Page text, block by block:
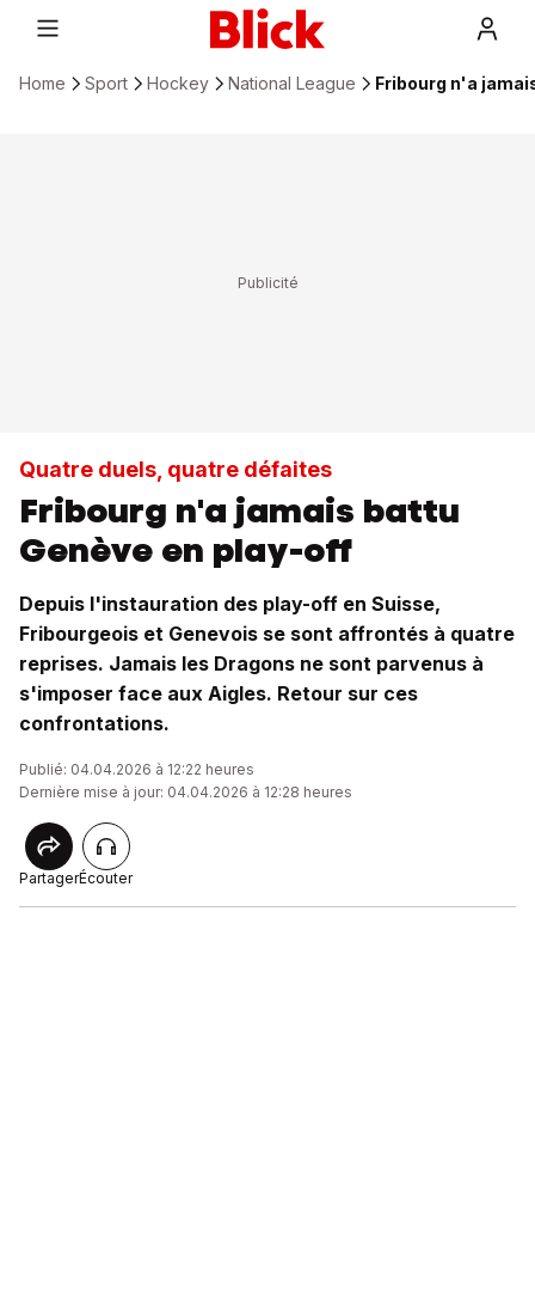
Home Sport Hockey National League Fribourg n'a
Quatre duels, quatre défaites
Fribourg n'a jamais battu
Genève en play-off
Depuis l'instauration des play-off en Suisse,
Fribourgeois et Genevois se sont affrontés à quatre
reprises. Jamais les Dragons ne sont parvenus à
s'imposer face aux Aigles. Retour sur ces
confrontations.
Publié: 04.04.2026 à 12:22 heures
Dernière mise à jour: 04.04.2026 à 12:28 heures
PartagerÉcouter